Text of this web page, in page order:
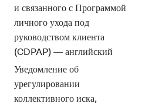
и связанного с Программой
личного ухода под
руководством клиента
(CDPAP) — английский
Уведомление об
урегулировании
коллективного иска,